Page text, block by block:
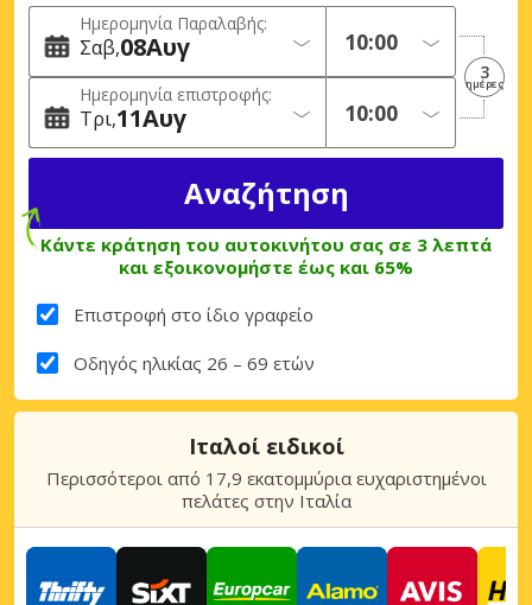
Ημερομηνία Παραλαβής:
Σαβ 08Αυγ
Ημερομηνία επιστροφής:
Τρι 11Αυγ
3
ημέρες
Κάντε κράτηση του αυτοκινήτου σας σε 3 λεπτά
και εξοικονομήστε έως και 65%
Επιστροφή στο ίδιο γραφείο
Οδηγός ηλικίας 26 – 69 ετών
Ιταλοί ειδικοί
Περισσότεροι από 17,9 εκατομμύρια ευχαριστημένοι
πελάτες στην Ιταλία